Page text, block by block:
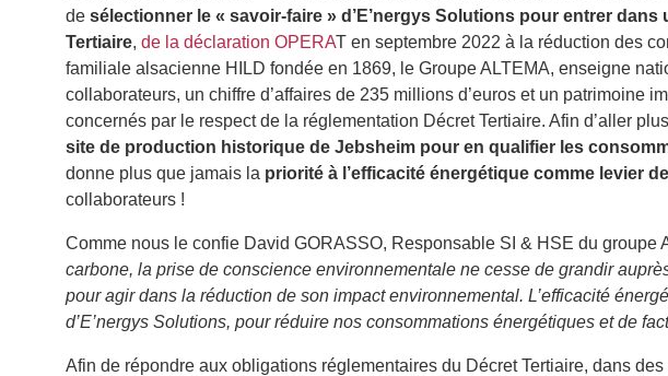
de sélectionner le « savoir-faire » d’E’nergys Solutions pour entrer
Tertiaire, de la déclaration OPERAT en septembre 2022 à la réduction des
familiale alsacienne HILD fondée en 1869, le Groupe ALTEMA, enseigne
collaborateurs, un chiffre d’affaires de 235 millions d’euros et un patrimoine
concernés par le respect de la réglementation Décret Tertiaire. Afin d’aller
site de production historique de Jebsheim pour en qualifier les
donne plus que jamais la priorité à l’efficacité énergétique comme levier
collaborateurs !
Comme nous le confie David GORASSO, Responsable SI & HSE du groupe
carbone, la prise de conscience environnementale ne cesse de grandir
pour agir dans la réduction de son impact environnemental. L’efficacité
d’E’nergys Solutions, pour réduire nos consommations énergétiques et de
Afin de répondre aux obligations réglementaires du Décret Tertiaire, dans